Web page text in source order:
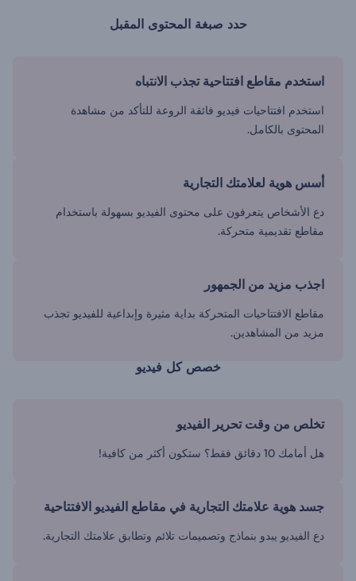
حدد صبغة المحتوى المقبل
استخدم مقاطع افتتاحية تجذب الانتباه
استخدم افتتاحيات فيديو فائقة الروعة للتأكد من مشاهدة
المحتوى بالكامل.
أسس هوية لعلامتك التجارية
دع الأشخاص يتعرفون على محتوى الفيديو بسهولة باستخدام
مقاطع تقديمية متحركة.
اجذب مزيد من الجمهور
مقاطع الافتتاحيات المتحركة بداية مثيرة وإبداعية للفيديو تجذب
مزيد من المشاهدين.
خصص كل فيديو
تخلص من وقت تحرير الفيديو
هل أمامك 10 دقائق فقط؟ ستكون أكثر من كافية!
جسد هوية علامتك التجارية في مقاطع الفيديو الافتتاحية
دع الفيديو يبدو بنماذج وتصميمات تلائم وتطابق علامتك التجارية.